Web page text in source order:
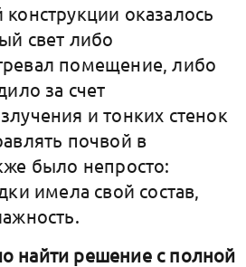
оказалось
свет либо
помещение, либо
за счет
и тонких стенок
почвой в
было непросто:
имела свой состав,
найти решение с полной